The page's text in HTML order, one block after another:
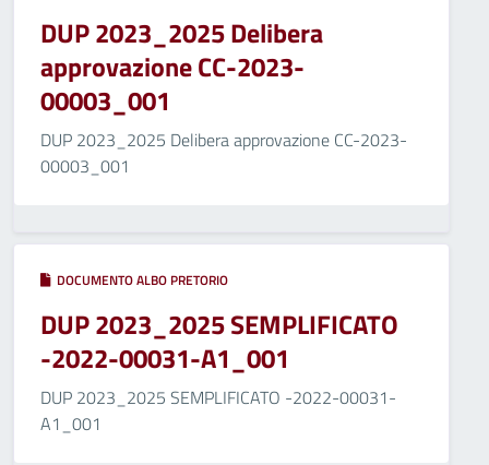
DUP 2023_2025 Delibera
approvazione CC-2023-
00003_001
DUP 2023_2025 Delibera approvazione CC-2023-
00003_001
DOCUMENTO ALBO PRETORIO
DUP 2023_2025 SEMPLIFICATO
-2022-00031-A1_001
DUP 2023_2025 SEMPLIFICATO -2022-00031-
A1_001